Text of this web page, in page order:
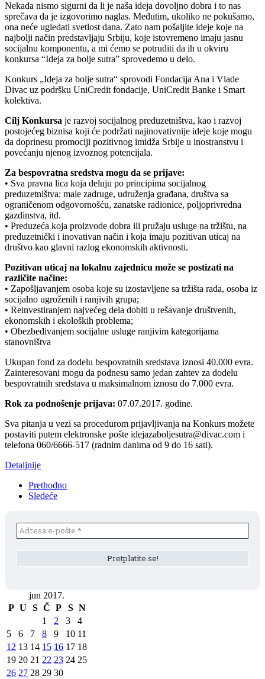
Nekada nismo sigurni da li je naša ideja dovoljno dobra i to nas
sprečava da je izgovorimo naglas. Međutim, ukoliko ne pokušamo,
ona neće ugledati svetlost dana. Zato nam pošaljite ideje koje na
najbolji način predstavljaju Srbiju, koje istovremeno imaju jasnu
socijalnu komponentu, a mi ćemo se potruditi da ih u okviru
konkursa “Ideja za bolje sutra” sprovedemo u delo.
Konkurs „Ideja za bolje sutra“ sprovodi Fondacija Ana i Vlade
Divac uz podršku UniCredit fondacije, UniCredit Banke i Smart
kolektiva.
Cilj Konkursa je razvoj socijalnog preduzetništva, kao i razvoj
postojećeg biznisa koji će podržati najinovativnije ideje koje mogu
da doprinesu promociji pozitivnog imidža Srbije u inostranstvu i
povećanju njenog izvoznog potencijala.
Za bespovratna sredstva mogu da se prijave:
• Sva pravna lica koja deluju po principima socijalnog
preduzetništva: male zadruge, udruženja građana, društva sa
ograničenom odgovornošću, zanatske radionice, poljoprivredna
gazdinstva, itd.
• Preduzeća koja proizvode dobra ili pružaju usluge na tržištu, na
preduzetnički i inovativan način i koja imaju pozitivan uticaj na
društvo kao glavni razlog ekonomskih aktivnosti.
Pozitivan uticaj na lokalnu zajednicu može se postizati na
različite načine:
• Zapošljavanjem osoba koje su izostavljene sa tržišta rada, osoba iz
socijalno ugroženih i ranjivih grupa;
• Reinvestiranjem najvećeg dela dobiti u rešavanje društvenih,
ekonomskih i ekoloških problema;
• Obezbeđivanjem socijalne usluge ranjivim kategorijama
stanovništva
Ukupan fond za dodelu bespovratnih sredstava iznosi 40.000 evra.
Zainteresovani mogu da podnesu samo jedan zahtev za dodelu
bespovratnih sredstava u maksimalnom iznosu do 7.000 evra.
Rok za podnošenje prijava: 07.07.2017. godine.
Sva pitanja u vezi sa procedurom prijavljivanja na Konkurs možete
postaviti putem elektronske pošte idejazaboljesutra@divac.com i
telefona 060/6666-517 (radnim danima od 9 do 16 sati).
Detaljnije
Prethodno
Sledeće
jun 2017.
P U S Č P S N
1
2 3
4
5
6 7 8 9 10 11
12 13 14 15 16 17 18
19 20 21 22 23 24 25
26 27 28 29 30